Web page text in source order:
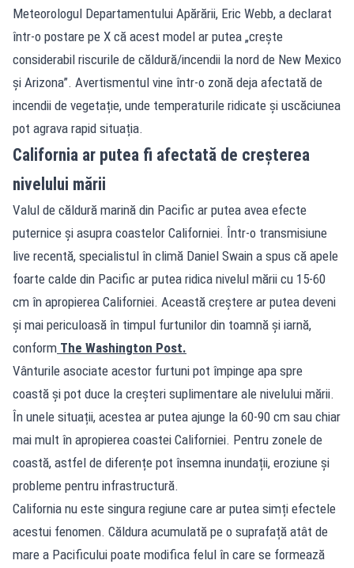
Meteorologul Departamentului Apărării, Eric Webb, a declarat
într-o postare pe X că acest model ar putea „crește
considerabil riscurile de căldură/incendii la nord de New Mexico
și Arizona”. Avertismentul vine într-o zonă deja afectată de
incendii de vegetație, unde temperaturile ridicate și uscăciunea
pot agrava rapid situația.
California ar putea fi afectată de creșterea
nivelului mării
Valul de căldură marină din Pacific ar putea avea efecte
puternice și asupra coastelor Californiei. Într-o transmisiune
live recentă, specialistul în climă Daniel Swain a spus că apele
foarte calde din Pacific ar putea ridica nivelul mării cu 15-60
cm în apropierea Californiei. Această creștere ar putea deveni
și mai periculoasă în timpul furtunilor din toamnă și iarnă,
conform The Washington Post.
Vânturile asociate acestor furtuni pot împinge apa spre
coastă și pot duce la creșteri suplimentare ale nivelului mării.
În unele situații, acestea ar putea ajunge la 60-90 cm sau chiar
mai mult în apropierea coastei Californiei. Pentru zonele de
coastă, astfel de diferențe pot însemna inundații, eroziune și
probleme pentru infrastructură.
California nu este singura regiune care ar putea simți efectele
acestui fenomen. Căldura acumulată pe o suprafață atât de
mare a Pacificului poate modifica felul în care se formează